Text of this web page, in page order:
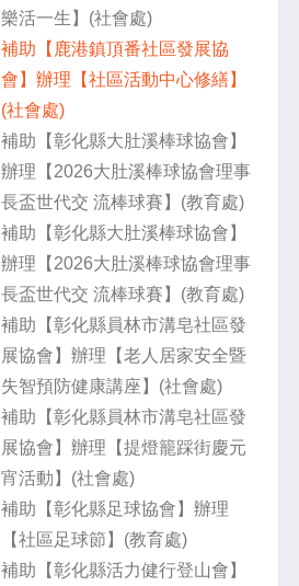
樂活一生】(社會處)
補助【鹿港鎮頂番社區發展協
會】辦理【社區活動中心修繕】
(社會處)
補助【彰化縣大肚溪棒球協會】
辦理【2026大肚溪棒球協會理事
長盃世代交 流棒球賽】(教育處)
補助【彰化縣大肚溪棒球協會】
辦理【2026大肚溪棒球協會理事
長盃世代交 流棒球賽】(教育處)
補助【彰化縣員林市溝皂社區發
展協會】辦理【老人居家安全暨
失智預防健康講座】(社會處)
補助【彰化縣員林市溝皂社區發
展協會】辦理【提燈籠踩街慶元
宵活動】(社會處)
補助【彰化縣足球協會】辦理
【社區足球節】(教育處)
補助【彰化縣活力健行登山會】